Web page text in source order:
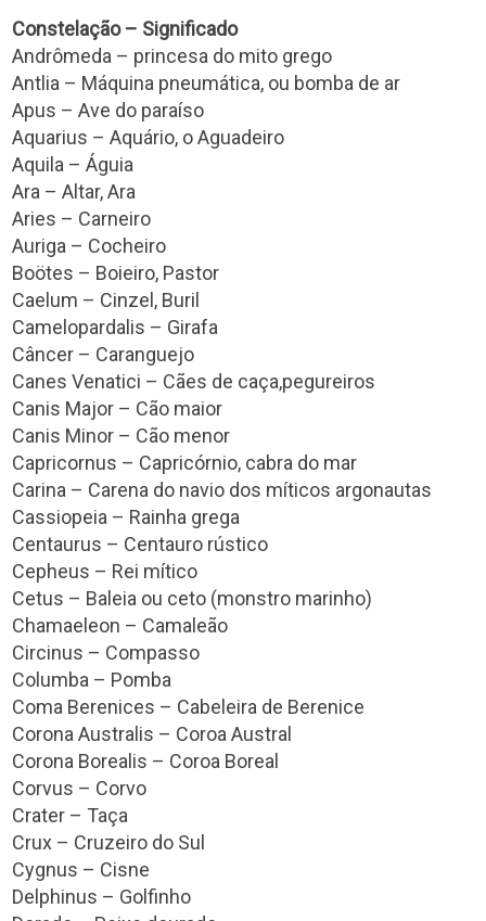
Constelação – Significado
Andrômeda – princesa do mito grego
Antlia – Máquina pneumática, ou bomba de ar
Apus – Ave do paraíso
Aquarius – Aquário, o Aguadeiro
Aquila – Águia
Ara – Altar, Ara
Aries – Carneiro
Auriga – Cocheiro
Boötes – Boieiro, Pastor
Caelum – Cinzel, Buril
Camelopardalis – Girafa
Câncer – Caranguejo
Canes Venatici – Cães de caça,pegureiros
Canis Major – Cão maior
Canis Minor – Cão menor
Capricornus – Capricórnio, cabra do mar
Carina – Carena do navio dos míticos argonautas
Cassiopeia – Rainha grega
Centaurus – Centauro rústico
Cepheus – Rei mítico
Cetus – Baleia ou ceto (monstro marinho)
Chamaeleon – Camaleão
Circinus – Compasso
Columba – Pomba
Coma Berenices – Cabeleira de Berenice
Corona Australis – Coroa Austral
Corona Borealis – Coroa Boreal
Corvus – Corvo
Crater – Taça
Crux – Cruzeiro do Sul
Cygnus – Cisne
Delphinus – Golfinho